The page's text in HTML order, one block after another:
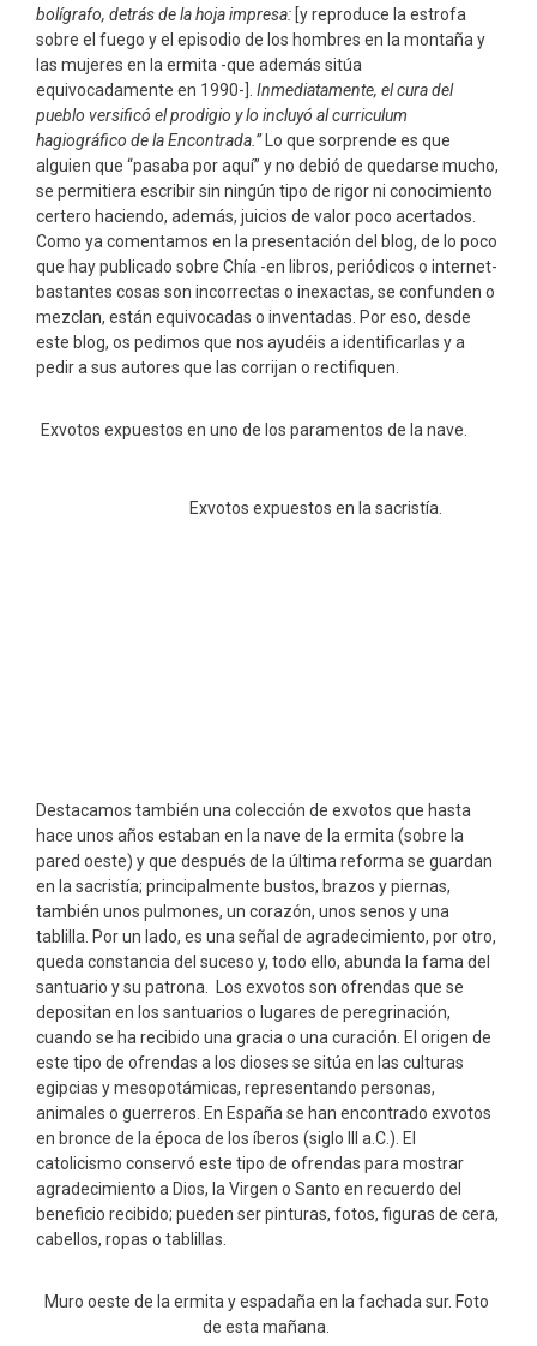
bolígrafo, detrás de la hoja impresa: [y reproduce la estrofa
sobre el fuego y el episodio de los hombres en la montaña y
las mujeres en la ermita -que además sitúa
equivocadamente en 1990-].
Inmediatamente, el cura del
pueblo versificó el prodigio y lo incluyó al curriculum
hagiográfico de la Encontrada.”Lo que sorprende es que
alguien que “pasaba por aquí” y no debió de quedarse mucho,
se permitiera escribir sin ningún tipo de rigor ni conocimiento
certero haciendo, además, juicios de valor poco acertados.
Como ya comentamos en la presentación del blog, de lo poco
que hay publicado sobre Chía -en libros, periódicos o internet-
bastantes cosas son incorrectas o inexactas, se confunden o
mezclan, están equivocadas o inventadas. Por eso, desde
este blog, os pedimos que nos ayudéis a identificarlas y a
pedir a sus autores que las corrijan o rectifiquen.
Exvotos expuestos en uno de los paramentos de la nave.
Exvotos expuestos en la sacristía.
Destacamos también una colección de exvotos que hasta
hace unos años estaban en la nave de la ermita (sobre la
pared oeste) y que después de la última reforma se guardan
en la sacristía; principalmente bustos, brazos y piernas,
también unos pulmones, un corazón, unos senos y una
tablilla. Por un lado, es una señal de agradecimiento, por otro,
queda constancia del suceso y, todo ello, abunda la fama del
santuario y su patrona. Los exvotos son ofrendas que se
depositan en los santuarios o lugares de peregrinación,
cuando se ha recibido una gracia o una curación. El origen de
este tipo de ofrendas a los dioses se sitúa en las culturas
egipcias y mesopotámicas, representando personas,
animales o guerreros. En España se han encontrado exvotos
en bronce de la época de los íberos (siglo III a.C.). El
catolicismo conservó este tipo de ofrendas para mostrar
agradecimiento a Dios, la Virgen o Santo en recuerdo del
beneficio recibido; pueden ser pinturas, fotos, figuras de cera,
cabellos, ropas o tablillas.
Muro oeste de la ermita y espadaña en la fachada sur. Foto
de esta mañana.